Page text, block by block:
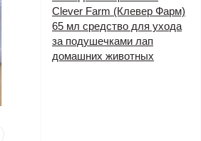
Clever Farm (Клевер Фарм)
65 мл средство для ухода
за подушечками лап
домашних животных